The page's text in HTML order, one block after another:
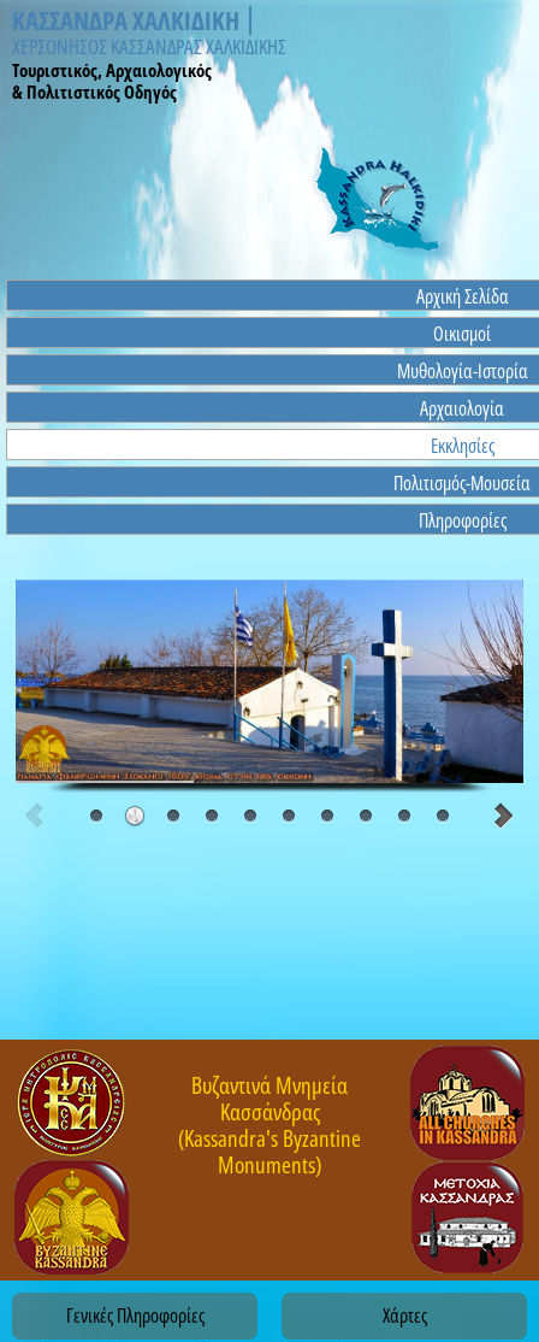
ΚΑΣΣΑΝΔΡΑ ΧΑΛΚΙΔΙΚΗ
ΧΕΡΣΟΝΗΣΟΣ ΚΑΣΣΑΝΔΡΑΣ ΧΑΛΚΙΔΙΚΗΣ
Τουριστικός, Αρχαιολογικός
& Πολιτιστικός Οδηγός
Αρχική Σελίδα
Οικισμοί
Μυθολογία-Ιστορία
Αρχαιολογία
Εκκλησίες
Πολιτισμός-Μουσεία
Πληροφορίες
Βυζαντινά Μνημεία
Κασσάνδρας
(Kassandra's Byzantine
Monuments)
Γενικές Πληροφορίες
Χάρτες